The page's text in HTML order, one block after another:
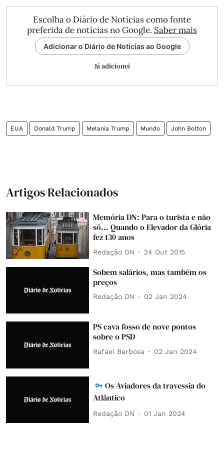
Escolha o Diário de Notícias como fonte
preferida de notícias no Google. Saber mais
Adicionar o Diário de Notícias ao Google
Já adicionei
EUA Donald Trump Melania Trump Mundo John Bolton
Artigos Relacionados
Memória DN: Para o turista e não
só... Quando o Elevador da Glória
fez 130 anos
Redação DN 24 Out 2015
Sobem salários, mas também os
preços
Redação DN 02 Jan 2024
PS cava fosso de nove pontos
sobre o PSD
Rafael Barbosa 02 Jan 2024
Os Aviadores da travessia do
Atlântico
Redação DN 01 Jan 2024